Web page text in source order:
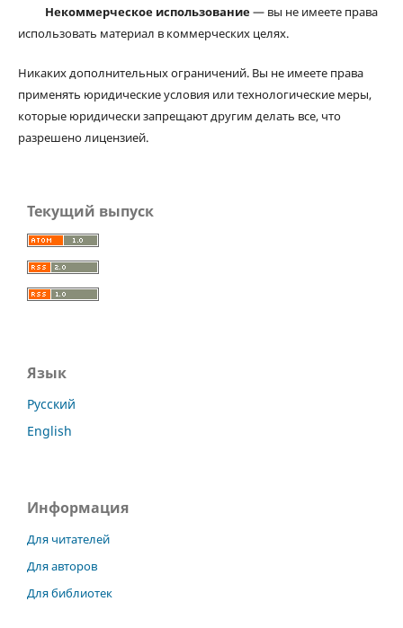
Некоммерческое использование— вы не имеете права
использовать материал в коммерческих целях.
Никаких дополнительных ограничений. Вы не имеете права
применять юридические условия или технологические меры,
которые юридически запрещают другим делать все, что
разрешено лицензией.
Текущий выпуск
Язык
Русский
English
Информация
Для читателей
Для авторов
Для библиотек